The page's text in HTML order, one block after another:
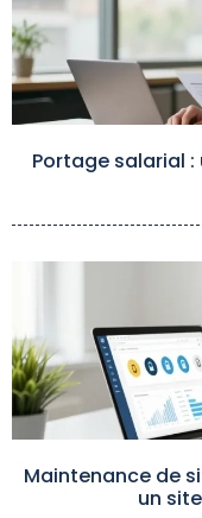
Portage salarial
Maintenance de
un